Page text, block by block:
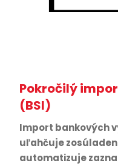
Pokročilý
(BSI)
Import bankových
uľahčuje
automatizuje